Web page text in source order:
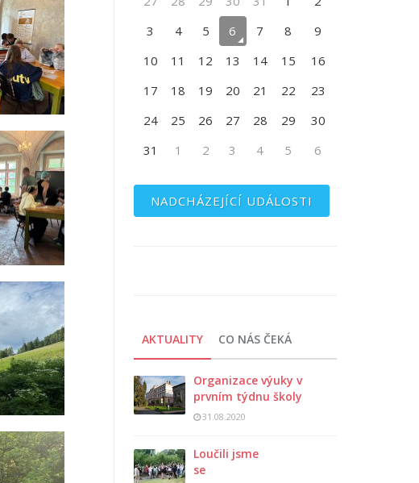
3
4 5 6 7 8
9
10
11 12 13 14 15
16
17
18 19 20 21 22
23
24
25 26 27 28 29
30
31
1 2 3 4 5 6
NADCHÁZEJÍCÍ UDÁLOSTI
AKTUALITY CO NÁS ČEKÁ
Organizace výuky v
prvním týdnu školy
31.08.2020
Loučili jsme
se